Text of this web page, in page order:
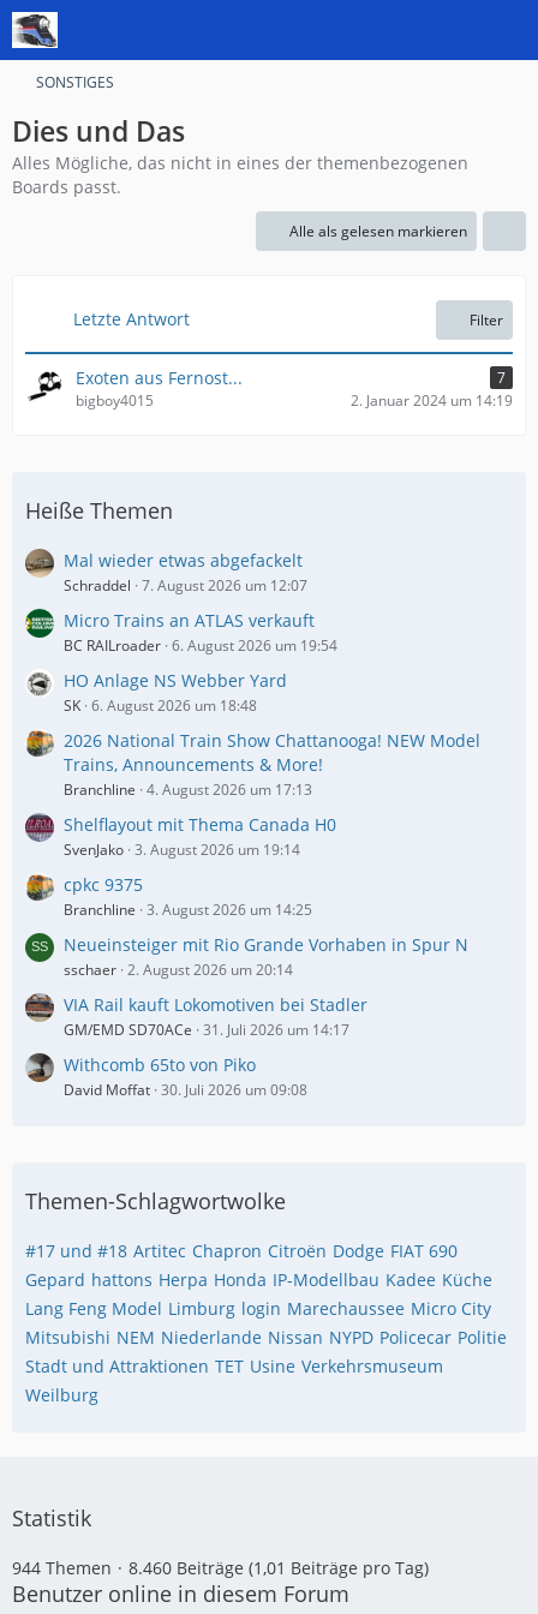
SONSTIGES
Dies und Das
Alles Mögliche, das nicht in eines der themenbezogenen
Boards passt.
Alle als gelesen markieren
Letzte Antwort Filter
Exoten aus Fernost...
7
bigboy4015
2. Januar 2024 um 14:19
Heiße Themen
Mal wieder etwas abgefackelt
Schraddel 7. August 2026 um 12:07
Micro Trains an ATLAS verkauft
BC RAILroader 6. August 2026 um 19:54
HO Anlage NS Webber Yard
SK 6. August 2026 um 18:48
2026 National Train Show Chattanooga! NEW Model
Trains, Announcements & More!
Branchline 4. August 2026 um 17:13
Shelflayout mit Thema Canada H0
SvenJako 3. August 2026 um 19:14
cpkc 9375
Branchline 3. August 2026 um 14:25
Neueinsteiger mit Rio Grande Vorhaben in Spur N
sschaer 2. August 2026 um 20:14
VIA Rail kauft Lokomotiven bei Stadler
GM/EMD SD70ACe 31. Juli 2026 um 14:17
Withcomb 65to von Piko
David Moffat 30. Juli 2026 um 09:08
Themen-Schlagwortwolke
#17 und #18 Artitec Chapron Citroën Dodge FIAT 690
Gepard hattons Herpa Honda IP-Modellbau Kadee Küche
Lang Feng Model Limburg login Marechaussee Micro City
Mitsubishi NEM Niederlande Nissan NYPD Policecar Politie
Stadt und Attraktionen TET Usine Verkehrsmuseum
Weilburg
Statistik
944 Themen 8.460 Beiträge (1,01 Beiträge pro Tag)
Benutzer online in diesem Forum